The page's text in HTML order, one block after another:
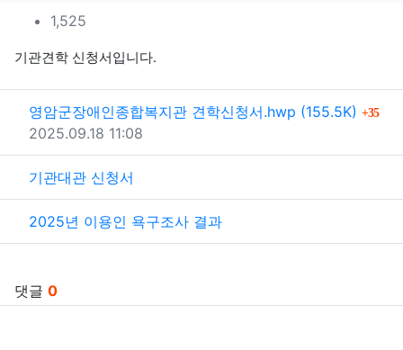
컨텐츠 정보
1,525
본문
기관견학 신청서입니다.
관련자료
영암군장애인종합복지관 견학신청서.hwp 파일크기
(155.5K) 35회
등록일
2025.09.18 11:08
기관대관 신청서
2025년 이용인 욕구조사 결과
댓글 0